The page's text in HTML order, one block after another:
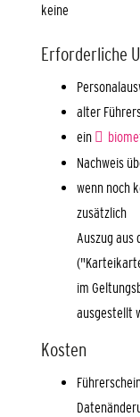
keine
Erforderliche
alter
ein
Nachweis
wenn noch
zusätzlich
Auszug
im
ausgestellt
Kosten